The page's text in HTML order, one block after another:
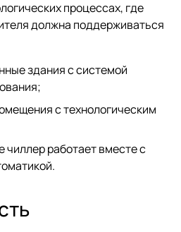
процессах, где
должна поддерживаться
здания с системой
с технологическим
чиллер работает вместе с